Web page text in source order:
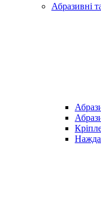
Абразивні